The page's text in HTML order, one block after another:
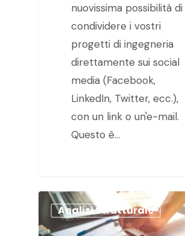
nuovissima possibilità di
condividere i vostri
progetti di ingegneria
direttamente sui social
media (Facebook,
LinkedIn, Twitter, ecc.),
con un link o un'e-mail.
Questo è…
Analisi Strutturale